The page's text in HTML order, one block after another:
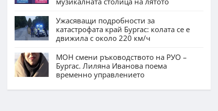
Ужасяващи подробности за
катастрофата край Бургас: колата се е
движила с около 220 км/ч
МОН смени ръководството на РУО –
Бургас. Лиляна Иванова поема
временно управлението